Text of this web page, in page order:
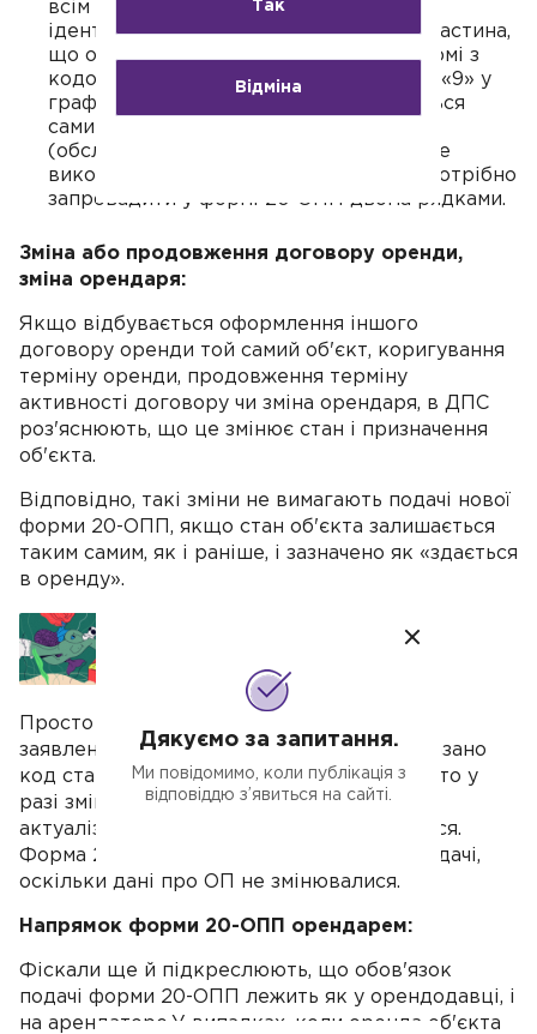
всім частинам об'єкта унікальний
ідентифікатор (вводиться у графі 5). Частина,
що орендується, відображається у формі з
кодом стану «здається в оренду» (код «9» у
графі 9), а частина, яка використовується
самим власником, — з кодом «2»
(обслуговується власником) або «3» (не
використовується). Таку інформацію потрібно
запровадити у формі 20-ОПП двома рядками.
Зміна або продовження договору оренди,
зміна орендаря:
Якщо відбувається оформлення іншого
договору оренди той самий об'єкт, коригування
терміну оренди, продовження терміну
активності договору чи зміна орендаря, в ДПС
роз'яснюють, що це змінює стан і призначення
об'єкта.
Відповідно, такі зміни не вимагають подачі нової
форми 20-ОПП, якщо стан об'єкта залишається
таким самим, як і раніше, і зазначено як «здається
в оренду».
Просто кажучи, якщо об'єкт раніше був
заявлений у формі 20-ОПП, і у графі 9 вказано
код стану «здається в оренду» (код «9»), то у
разі зміни договору або заміни орендаря
актуалізація форми 20-ОПП не вимагається.
Форма 20-ОПП не потребує повторної подачі,
оскільки дані про ОП не змінювалися.
Напрямок форми 20-ОПП орендарем:
Фіскали ще й підкреслюють, що обов'язок
подачі форми 20-ОПП лежить як у орендодавці, і
на арендаторе.У випадках, коли оренда об'єкта
Дякуємо за запитання.
Ми повідомимо, коли публікація з
відповіддю з’явиться на сайті.
Так
Відміна